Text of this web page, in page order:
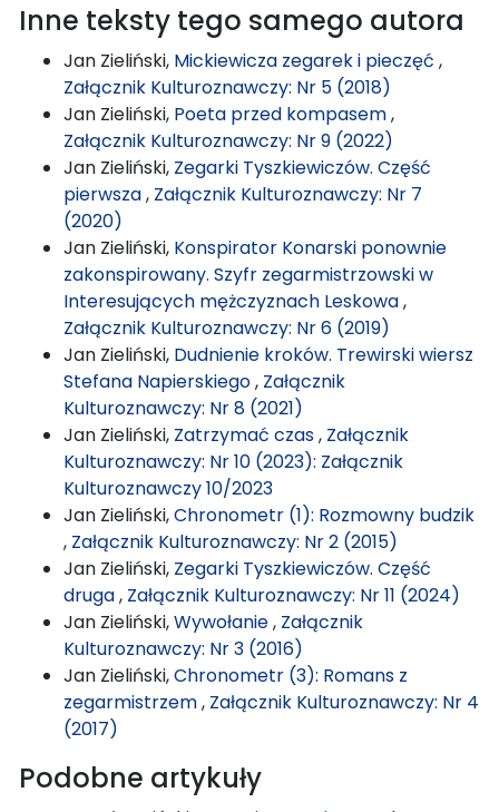
Inne teksty tego samego autora
Jan Zieliński, Mickiewicza zegarek i pieczęć ,
Załącznik Kulturoznawczy: Nr 5 (2018)
Jan Zieliński, Poeta przed kompasem,
Załącznik Kulturoznawczy: Nr 9 (2022)
Jan Zieliński, Zegarki Tyszkiewiczów. Część
pierwsza, Załącznik Kulturoznawczy: Nr 7
(2020)
Jan Zieliński, Konspirator Konarski ponownie
zakonspirowany. Szyfr zegarmistrzowski w
Interesujących mężczyznach Leskowa,
Załącznik Kulturoznawczy: Nr 6 (2019)
Jan Zieliński, Dudnienie kroków. Trewirski wiersz
Stefana Napierskiego, Załącznik
Kulturoznawczy: Nr 8 (2021)
Jan Zieliński, Zatrzymać czas, Załącznik
Kulturoznawczy: Nr 10 (2023): Załącznik
Kulturoznawczy 10/2023
Jan Zieliński,Chronometr (1): Rozmowny budzik
, Załącznik Kulturoznawczy: Nr 2 (2015)
Jan Zieliński, Zegarki Tyszkiewiczów. Część
druga, Załącznik Kulturoznawczy: Nr 11 (2024)
Jan Zieliński,Wywołanie, Załącznik
Kulturoznawczy: Nr 3 (2016)
Jan Zieliński,Chronometr (3): Romans z
zegarmistrzem, Załącznik Kulturoznawczy: Nr 4
(2017)
Podobne artykuły